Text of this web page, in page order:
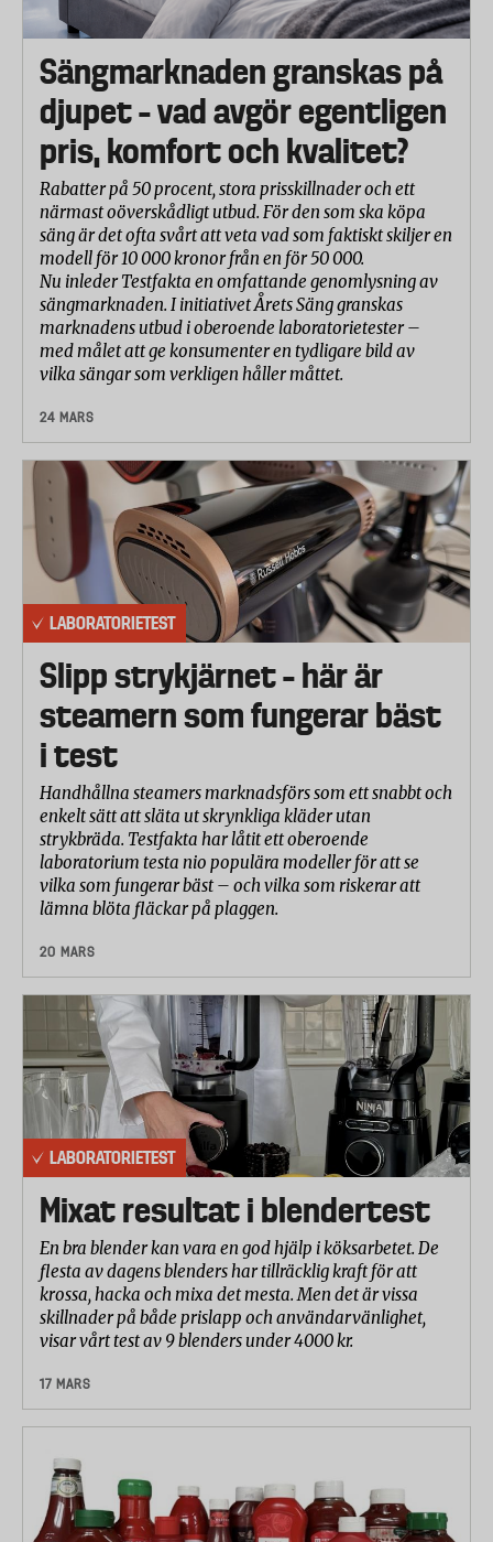
Sängmarknaden granskas på
djupet – vad avgör egentligen
pris, komfort och kvalitet?
Rabatter på 50 procent, stora prisskillnader och ett
närmast oöverskådligt utbud. För den som ska köpa
säng är det ofta svårt att veta vad som faktiskt skiljer en
modell för 10 000 kronor från en för 50 000.
Nu inleder Testfakta en omfattande genomlysning av
sängmarknaden. I initiativet Årets Säng granskas
marknadens utbud i oberoende laboratorietester –
med målet att ge konsumenter en tydligare bild av
vilka sängar som verkligen håller måttet.
24 MARS
LABORATORIETEST
Slipp strykjärnet – här är
steamern som fungerar bäst
i test
Handhållna steamers marknadsförs som ett snabbt och
enkelt sätt att släta ut skrynkliga kläder utan
strykbräda. Testfakta har låtit ett oberoende
laboratorium testa nio populära modeller för att se
vilka som fungerar bäst – och vilka som riskerar att
lämna blöta fläckar på plaggen.
20 MARS
LABORATORIETEST
Mixat resultat i blendertest
En bra blender kan vara en god hjälp i köksarbetet. De
flesta av dagens blenders har tillräcklig kraft för att
krossa, hacka och mixa det mesta. Men det är vissa
skillnader på både prislapp och användarvänlighet,
visar vårt test av 9 blenders under 4000 kr.
17 MARS